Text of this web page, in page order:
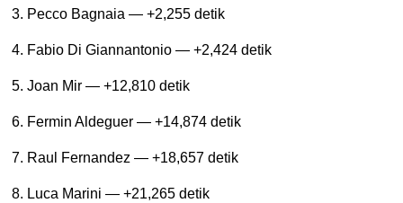
Pecco Bagnaia — +2,255 detik
Fabio Di Giannantonio — +2,424 detik
Joan Mir — +12,810 detik
Fermin Aldeguer — +14,874 detik
Raul Fernandez — +18,657 detik
Luca Marini — +21,265 detik